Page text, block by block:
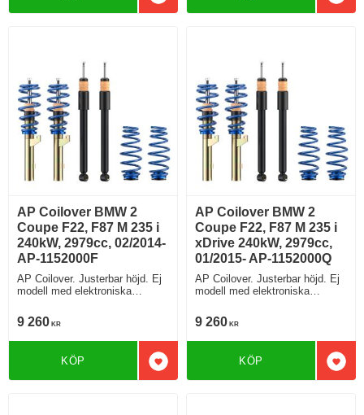
AP Coilover BMW 2
Coupe F22, F87 M 235 i
240kW, 2979cc, 02/2014-
AP-1152000F
AP Coilover. Justerbar höjd. Ej
modell med elektroniska
9 260 KR
Lägg till i favoriter
KÖP
AP Coilover BMW 2
Coupe F22, F87 M 235 i
xDrive 240kW, 2979cc,
01/2015- AP-1152000Q
AP Coilover. Justerbar höjd. Ej
modell med elektroniska
9 260 KR
KÖP